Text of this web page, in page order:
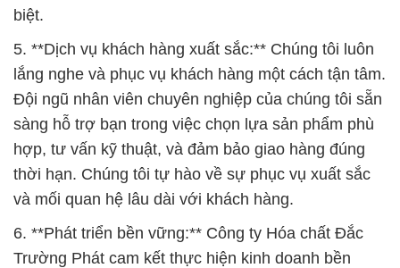
biệt.
5. **Dịch vụ khách hàng xuất sắc:** Chúng tôi luôn
lắng nghe và phục vụ khách hàng một cách tận tâm.
Đội ngũ nhân viên chuyên nghiệp của chúng tôi sẵn
sàng hỗ trợ bạn trong việc chọn lựa sản phẩm phù
hợp, tư vấn kỹ thuật, và đảm bảo giao hàng đúng
thời hạn. Chúng tôi tự hào về sự phục vụ xuất sắc
và mối quan hệ lâu dài với khách hàng.
6. **Phát triển bền vững:** Công ty Hóa chất Đắc
Trường Phát cam kết thực hiện kinh doanh bền